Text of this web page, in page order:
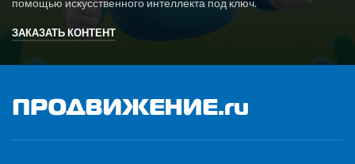
помощью искусственного интеллекта под ключ.
ЗАКАЗАТЬ КОНТЕНТ